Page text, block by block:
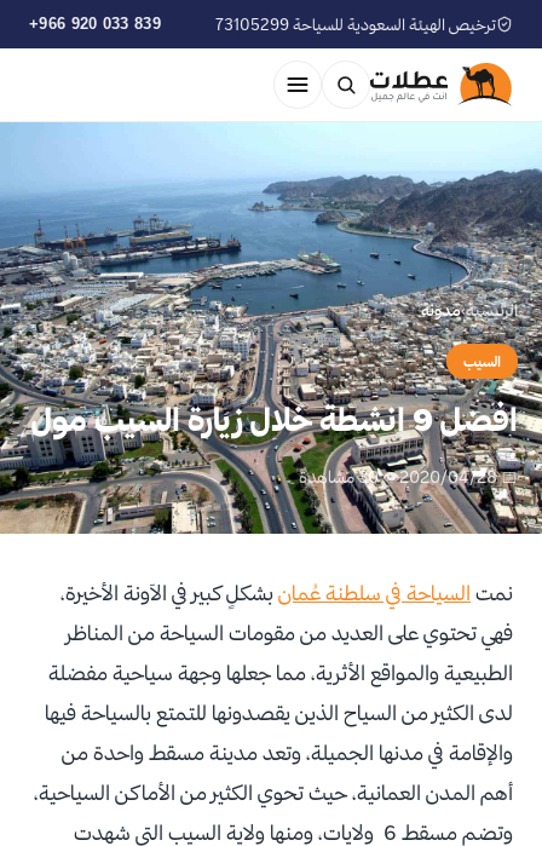
ترخيص الهيئة السعودية للسياحة 73105299 +966 920 033 839
الرئيسية›مدوّنة
السيب
افضل 9 انشطة خلال زيارة السيب مول
📅 2020/04/28 👁 30 مشاهدة
نمت السياحة في سلطنة عُمانبشكلٍ كبير في الآونة الأخيرة،
فهي تحتوي على العديد من مقومات السياحة من المناظر
الطبيعية والمواقع الأثرية، مما جعلها وجهة سياحية مفضلة
لدى الكثير من السياح الذين يقصدونها للتمتع بالسياحة فيها
والإقامة في مدنها الجميلة، وتعد مدينة مسقط واحدة من
أهم المدن العمانية، حيث تحوي الكثير من الأماكن السياحية،
وتضم مسقط 6 ولايات، ومنها ولاية السيب التي شهدت